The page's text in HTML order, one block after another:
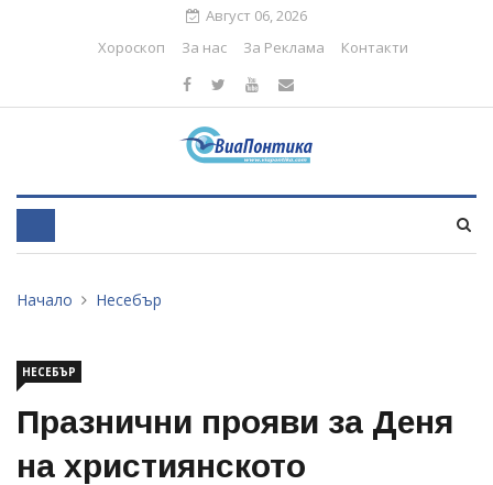
Август 06, 2026
Хороскоп
За нас За Реклама Контакти
Начало Несебър
НЕСЕБЪР
Празнични прояви за Деня
на християнското